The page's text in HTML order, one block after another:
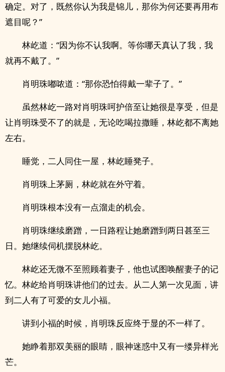
确定。对了，既然你认为我是锦儿，那你为何还要再用布
遮目呢？”
林屹道：“因为你不认我啊。等你哪天真认了我，我
就再不戴了。”
肖明珠嘟哝道：“那你恐怕得戴一辈子了。”
虽然林屹一路对肖明珠呵护倍至让她很是享受，但是
让肖明珠受不了的就是，无论吃喝拉撒睡，林屹都不离她
左右。
睡觉，二人同住一屋，林屹睡凳子。
肖明珠上茅厕，林屹就在外守着。
肖明珠根本没有一点溜走的机会。
肖明珠继续磨蹭，一日路程让她磨蹭到两日甚至三
日。她继续伺机摆脱林屹。
林屹还无微不至照顾着妻子，他也试图唤醒妻子的记
忆。林屹给肖明珠讲他们的过去。从二人第一次见面，讲
到二人有了可爱的女儿小福。
讲到小福的时候，肖明珠反应终于显的不一样了。
她睁着那双美丽的眼睛，眼神迷惑中又有一缕异样光
芒。